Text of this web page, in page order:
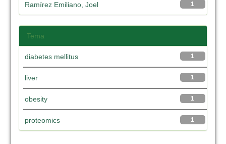
1
Ramírez Emiliano, Joel
Tema
1
diabetes mellitus
1
liver
1
obesity
1
proteomics